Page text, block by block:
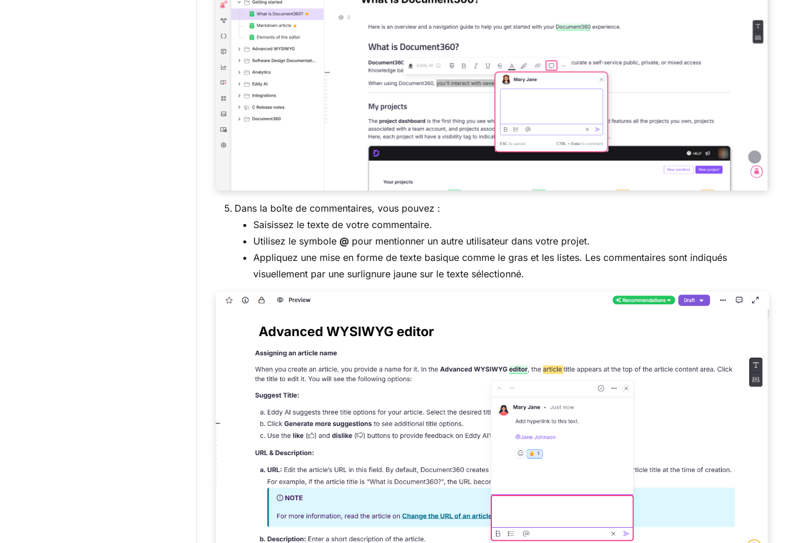
Dans la boîte de commentaires, vous pouvez :
Saisissez le texte de votre commentaire.
Utilisez le symbole @ pour mentionner un autre utilisateur dans votre projet.
Appliquez une mise en forme de texte basique comme le gras et les listes. Les commentaires sont indiqués
visuellement par une surlignure jaune sur le texte sélectionné.